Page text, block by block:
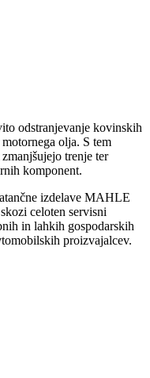
odstranjevanje kovinskih
olja. S tem
trenje ter
komponent.
izdelave MAHLE
celoten servisni
in lahkih gospodarskih
proizvajalcev.